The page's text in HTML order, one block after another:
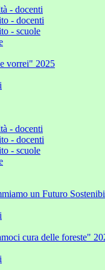
- docenti
- docenti
- scuole
vorrei" 2025
- docenti
- docenti
- scuole
un Futuro
cura delle foreste"